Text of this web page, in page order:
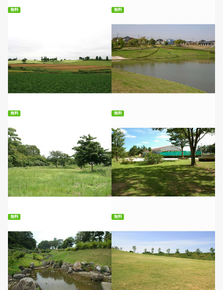
無料
無料ダウンロード
無料
無料ダウンロード
無料
無料ダウンロード
無料
無料ダウンロード
無料 無料